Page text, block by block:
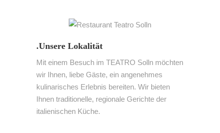
.Unsere Lokalität
Mit einem Besuch im TEATRO Solln möchten
wir Ihnen, liebe Gäste, ein angenehmes
kulinarisches Erlebnis bereiten. Wir bieten
Ihnen traditionelle, regionale Gerichte der
italienischen Küche.